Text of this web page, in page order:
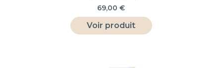
Noté4.72
sur 5
basé sur
notations
69,00 €
Voir produit